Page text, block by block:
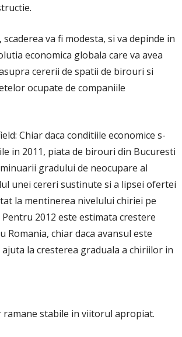
scaderea va fi modesta, si va depinde in
economica globala care va avea
cererii de spatii de birouri si
ocupate de companiile
Chiar daca conditiile economice s-
in 2011, piata de birouri din Bucuresti
gradului de neocupare al
unei cereri sustinute si a lipsei ofertei
la mentinerea nivelului chiriei pe
2012 este estimata crestere
Romania, chiar daca avansul este
ajuta la cresterea graduala a chiriilor in
ramane stabile in viitorul apropiat.